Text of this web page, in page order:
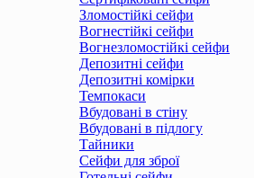
Зломостійкі сейфи
Вогнестійкі сейфи
Вогнезломостійкі сейфи
Депозитні сейфи
Депозитні комірки
Темпокаси
Вбудовані в стіну
Вбудовані в підлогу
Тайники
Сейфи для зброї